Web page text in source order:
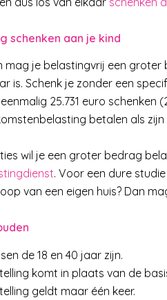
schenken aan je kind
mag je belastingvrij een
is. Schenk je zonder een
25.731 euro
betalen als
wil je een groter bedrag
. Voor een dure
van een eigen huis? Dan
de 18 en 40 jaar zijn.
komt in plaats van de
geldt maar één keer.